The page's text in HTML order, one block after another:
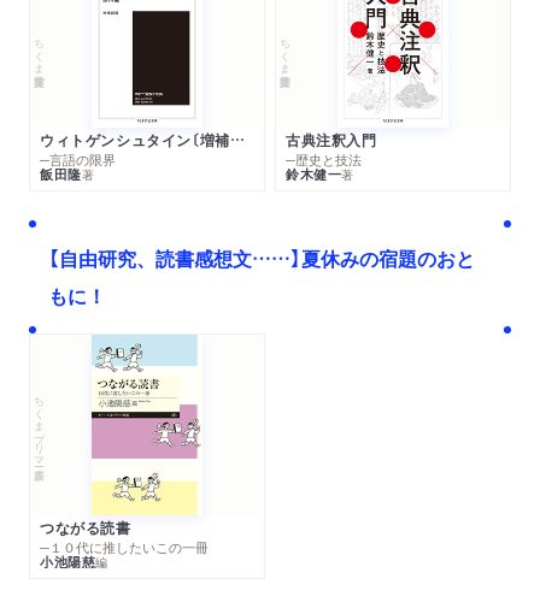
ちくま学芸文庫
ウィトゲンシュタイン〔増補新版〕
─言語の限界
飯田隆著
ちくま学芸文庫
古典注釈入門
─歴史と技法
鈴木健一著
【自由研究、読書感想文……】夏休みの宿題のおと
もに！
ちくまプリマー新書
つながる読書
─１０代に推したいこの一冊
小池陽慈編